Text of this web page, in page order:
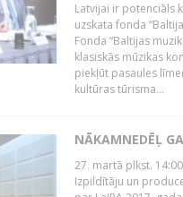
Latvijai ir potenciāls
uzskata fonda
Fonda “Baltijas
klasiskās mūzikas
piekļūt pasaules
kultūras tūrisma...
NĀKAMNEDĒĻ
27. martā plkst.
Izpildītāju un